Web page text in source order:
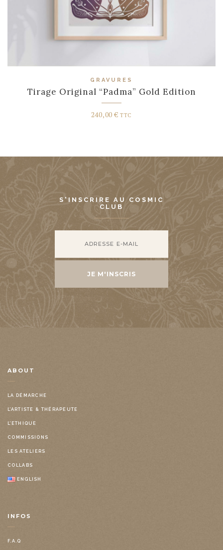
GRAVURES
Tirage Original “Padma” Gold Edition
240,00€ TTC
S'INSCRIRE AU COSMIC
CLUB
ABOUT
LA DÉMARCHE
L’ARTISTE & THÉRAPEUTE
L’ETHIQUE
COMMISSIONS
LES ATELIERS
COLLABS
ENGLISH
INFOS
F.A.Q